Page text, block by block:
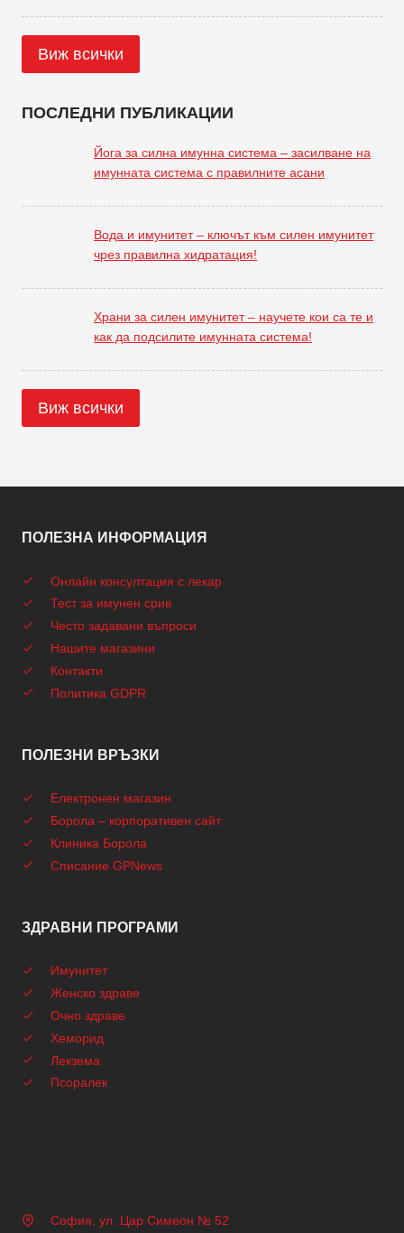
Виж всички
ПОСЛЕДНИ ПУБЛИКАЦИИ
Йога за силна имунна система – засилване на
имунната система с правилните асани
Вода и имунитет – ключът към силен имунитет
чрез правилна хидратация!
Храни за силен имунитет – научете кои са те и
как да подсилите имунната система!
Виж всички
ПОЛЕЗНА ИНФОРМАЦИЯ
Онлайн консултация с лекар
Тест за имунен срив
Често задавани въпроси
Нашите магазини
Контакти
Политика GDPR
ПОЛЕЗНИ ВРЪЗКИ
Електронен магазин
Борола – корпоративен сайт
Клиника Борола
Списание GPNews
ЗДРАВНИ ПРОГРАМИ
Имунитет
Женско здраве
Очно здраве
Хеморид
Лекзема
Псоралек
София, ул. Цар Симеон № 52